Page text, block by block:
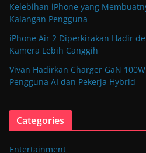
Kelebihan iPhone yang
Kalangan Pengguna
iPhone Air 2 Diperkirakan Hadir
Kamera Lebih Canggih
Vivan Hadirkan Charger GaN
Pengguna AI dan Pekerja Hybrid
Categories
Entertainment